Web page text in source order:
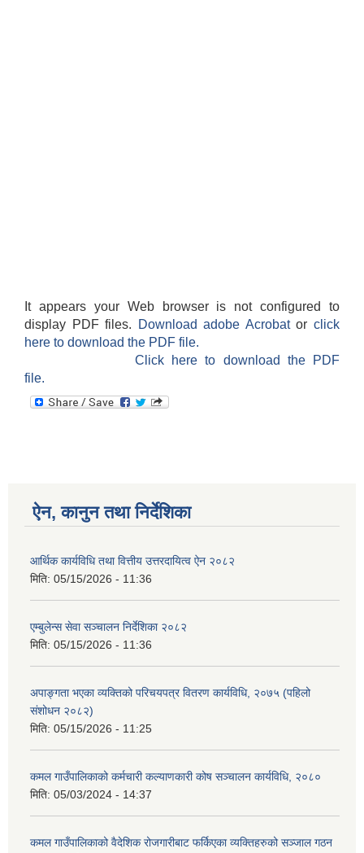
It appears your Web browser is not configured to
display PDF files.
Download adobe Acrobatorclick
here to download the PDF file.
Click here to download the PDF
file.
ऐन, कानुन तथा निर्देशिका
आर्थिक कार्यविधि तथा वित्तीय उत्तरदायित्व ऐन २०८२
मिति: 05/15/2026 - 11:36
एम्बुलेन्स सेवा सञ्चालन निर्देशिका २०८२
मिति: 05/15/2026 - 11:36
अपाङ्गता भएका व्यक्तिको परिचयपत्र वितरण कार्यविधि, २०७५ (पहिलो
संशोधन २०८२)
मिति: 05/15/2026 - 11:25
कमल गाउँपालिकाको कर्मचारी कल्याणकारी कोष सञ्चालन कार्यविधि, २०८०
मिति: 05/03/2024 - 14:37
कमल गाउँपालिकाको वैदेशिक रोजगारीबाट फर्किएका व्यक्तिहरुको सञ्जाल गठन